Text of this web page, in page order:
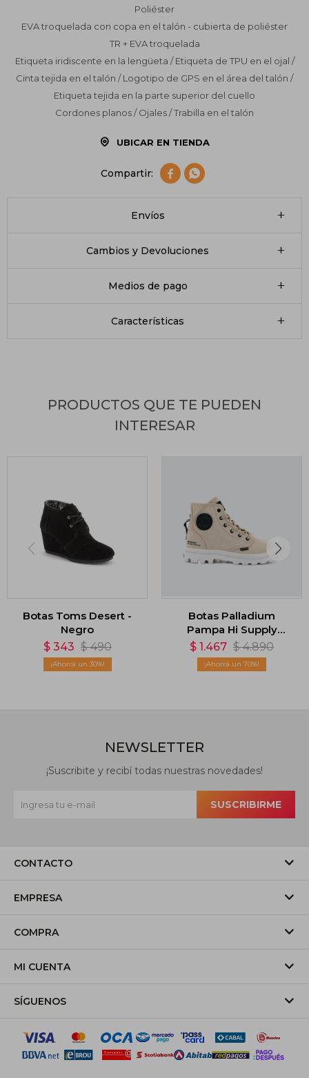
Poliéster
EVA troquelada con copa en el talón - cubierta de poliéster
TR + EVA troquelada
Etiqueta iridiscente en la lengüeta / Etiqueta de TPU en el ojal /
Cinta tejida en el talón / Logotipo de GPS en el área del talón /
Etiqueta tejida en la parte superior del cuello
Cordones planos / Ojales / Trabilla en el talón
UBICAR EN TIENDA
 
Envíos
Cambios y Devoluciones
Medios de pago
Características
PRODUCTOS QUE TE PUEDEN
INTERESAR
Botas Toms Desert -
Negro
$ 343 $ 490
30
Botas Palladium
Pampa Hi Supply
Desert - Marrón
$ 1.467 $ 4.890
70
CONTACTO
EMPRESA
COMPRA
MI CUENTA
SÍGUENOS
NEWSLETTER
¡Suscribite y recibí todas nuestras novedades!
SUSCRIBIRME